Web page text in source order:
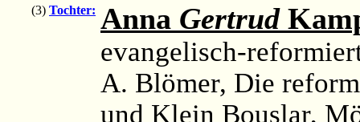
(3) Tochter: Anna Gertrud
evangelisch-
A. Blömer, Die
und Klein Bouslar,